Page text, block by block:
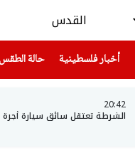
أخبار فلسطينية(current) حالة الطقس
20:42
الشرطة تعتقل سائق سيارة أجرة وتكتشف أنه